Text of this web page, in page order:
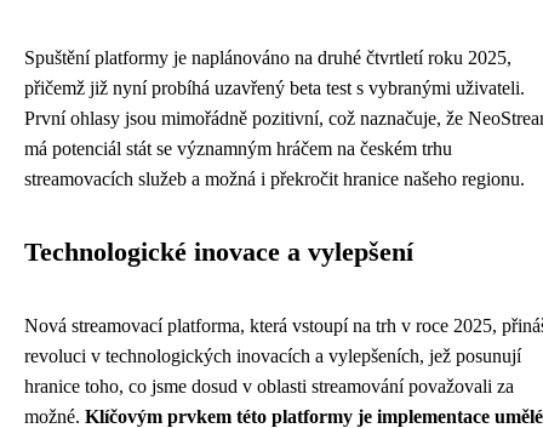
Spuštění platformy je naplánováno na druhé čtvrtletí roku 2025,
přičemž již nyní probíhá uzavřený beta test s vybranými uživateli.
První ohlasy jsou mimořádně pozitivní, což naznačuje, že
má potenciál stát se významným hráčem na českém trhu
streamovacích služeb a možná i překročit hranice našeho regionu.
Technologické inovace a vylepšení
Nová streamovací platforma, která vstoupí na trh v roce 2025,
revoluci v technologických inovacích a vylepšeních, jež posunují
hranice toho, co jsme dosud v oblasti streamování považovali za
možné. Klíčovým prvkem této platformy je implementace umělé